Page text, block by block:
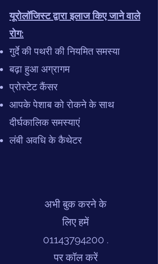
यूरोलॉजिस्ट द्वारा इलाज किए जाने वाले
रोग:
गुर्दे की पथरी की नियमित समस्या
बढ़ा हुआ अग्रागम
प्रोस्टेट कैंसर
आपके पेशाब को रोकने के साथ
दीर्घकालिक समस्याएं
लंबी अवधि के कैथेटर
अभी बुक करने के
लिए हमें
01143794200 .
पर कॉल करें